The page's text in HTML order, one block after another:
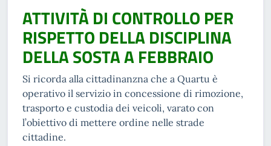
ATTIVITÀ DI CONTROLLO PER
RISPETTO DELLA DISCIPLINA
DELLA SOSTA A FEBBRAIO
Si ricorda alla cittadinanzna che a Quartu è
operativo il servizio in concessione di rimozione,
trasporto e custodia dei veicoli, varato con
l’obiettivo di mettere ordine nelle strade
cittadine.